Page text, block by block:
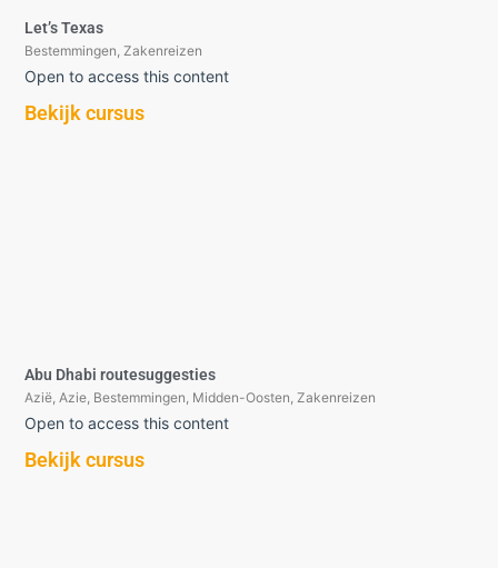
Let’s Texas
Bestemmingen ,Zakenreizen
Open to access this content
Bekijk cursus
Abu Dhabi routesuggesties
Azië Azie Bestemmingen Midden-Oosten ,Zakenreizen
Open to access this content
Bekijk cursus